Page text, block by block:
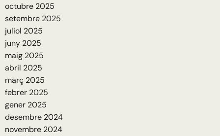
octubre 2025
setembre 2025
juliol 2025
juny 2025
maig 2025
abril 2025
març 2025
febrer 2025
gener 2025
desembre 2024
novembre 2024